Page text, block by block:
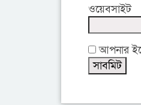
ওয়েবসাইট
আপনার